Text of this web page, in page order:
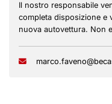
Il nostro responsabile
completa disposizione e
nuova autovettura. Non